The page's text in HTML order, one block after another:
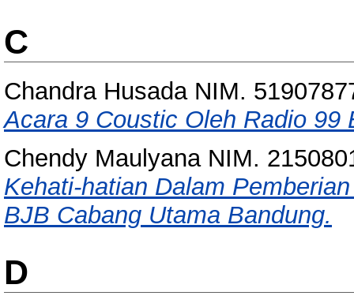
C
Chandra Husada NIM.
Acara 9 Coustic Oleh Radio 99
Chendy Maulyana NIM.
Kehati-hatian Dalam
BJB Cabang Utama Bandung.
D